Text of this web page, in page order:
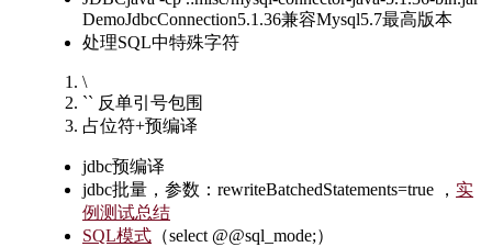
DemoJdbcConnection5.1.36兼容Mysql5.7最高版本
处理SQL中特殊字符
\
`` 反单引号包围
占位符+预编译
jdbc预编译
jdbc批量，参数：rewriteBatchedStatements=true ， 实
例测试总结
SQL模式 （select @@sql_mode;）